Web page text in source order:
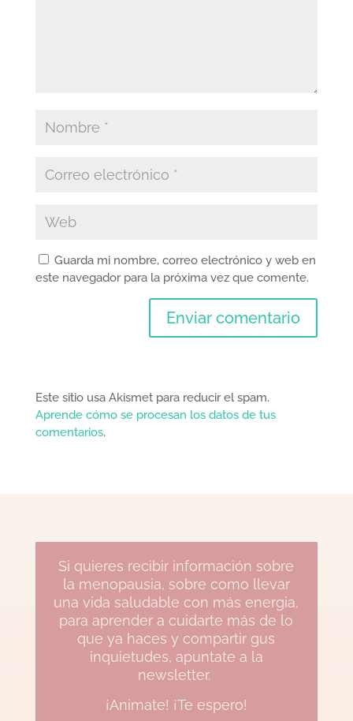
Guarda mi nombre, correo electrónico y web en
este navegador para la próxima vez que comente.
Este sitio usa Akismet para reducir el spam.
Aprende cómo se procesan los datos de tus
comentarios.
Si quieres recibir información sobre
la menopausia, sobre como llevar
una vida saludable con más energia,
para aprender a cuidarte más de lo
que ya haces y compartir gus
inquietudes, apuntate a la
newsletter.
¡Animate! ¡Te espero!